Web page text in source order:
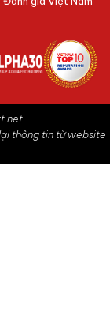
thông tin từ website